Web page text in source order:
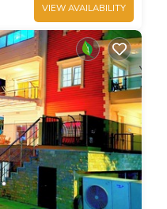
VIEW AVAILABILITY